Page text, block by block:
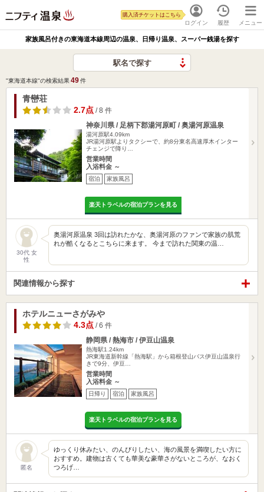
ログイン
購入済チケットはこちら
履歴 メニュー
家族風呂付きの東海道本線周辺の温泉、日帰り温泉、スーパー銭湯を探す
駅名で探す
"東海道本線"の検索結果49件
青巒荘
2.7点 / 8 件
神奈川県 / 足柄下郡湯河原町 / 奥湯河原温泉
湯河原駅4.09km
JR湯河原駅よりタクシーで、約8分東名高速厚木インター
チェンジで降り…
営業時間
入浴料金 ～
宿泊 家族風呂
楽天トラベルの宿泊プランを見る
30代 女
性
奥湯河原温泉 3回は訪れたかな、奥湯河原のファンで家族の肌荒
れが酷くなるとこちらに来ます。 今まで訪れた関東の温…
関連情報から探す
ホテルニューさがみや
4.3点 / 6 件
静岡県 / 熱海市 / 伊豆山温泉
熱海駅1.24km
JR東海道新幹線「熱海駅」から箱根登山バス伊豆山温泉行
きで9分、伊豆…
営業時間
入浴料金 ～
日帰り 宿泊 家族風呂
楽天トラベルの宿泊プランを見る
匿名
ゆっくり休みたい、のんびりしたい、海の風景を満喫したい方に
おすすめ。建物は古くても華美な豪華さがないところが、なおく
つろげ…